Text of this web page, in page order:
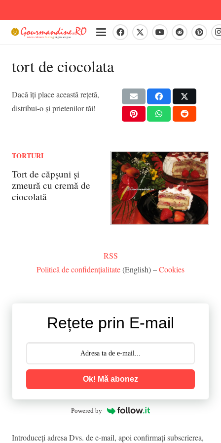
tort de ciocolata
Dacă îți place această rețetă,
distribui-o și prietenilor tăi!
TORTURI
Tort de căpșuni și
zmeură cu cremă de
ciocolată
RSS
Politică de confidențialitate(English) –Cookies
Rețete prin E-mail
Ok! Mă abonez
Powered by
Introduceţi adresa Dvs. de e-mail, apoi confirmaţi subscrierea,